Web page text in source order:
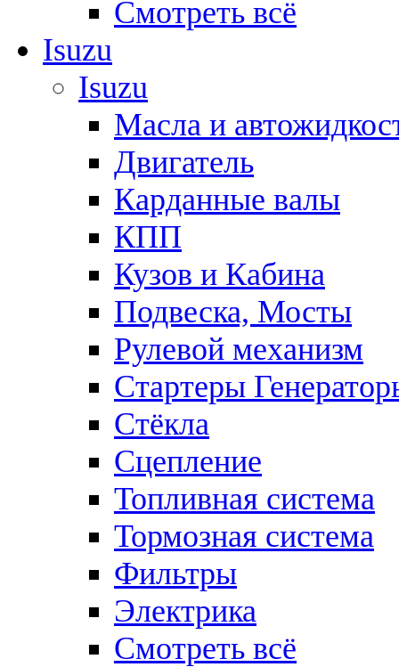
Смотреть всё
Isuzu
Isuzu
Масла и
Двигатель
Карданные валы
КПП
Кузов и Кабина
Подвеска, Мосты
Рулевой механизм
Стартеры
Стёкла
Сцепление
Топливная система
Тормозная система
Фильтры
Электрика
Смотреть всё